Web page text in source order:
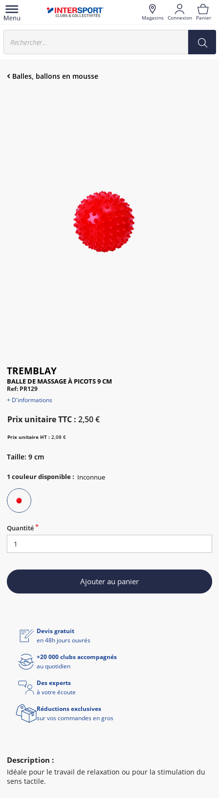
Magasins Connexion Panier
Balles, ballons en mousse
TREMBLAY
BALLE DE MASSAGE À PICOTS 9 CM
Ref: PR129
+ D'informations
Prix unitaire TTC : 2,50 €
Prix unitaire HT : 2,08 €
Taille: 9 cm
1 couleur disponible:
Quantité
Ajouter au panier
Description :
Idéale pour le travail de relaxation ou pour la stimulation du
sens tactile.
Devis gratuit
en 48h jours ouvrés
+20 000 clubs accompagnés
au quotidien
Des experts
à votre écoute
Réductions exclusives
sur vos commandes en gros